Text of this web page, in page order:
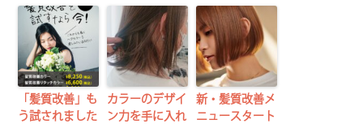
「髪質改善」も
う試されました
カラーのデザイ
ン力を手に入れ
新・髪質改善メ
ニュースタート